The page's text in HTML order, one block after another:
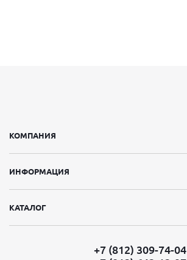
КОМПАНИЯ
ИНФОРМАЦИЯ
КАТАЛОГ
+7 (812) 309-74-04